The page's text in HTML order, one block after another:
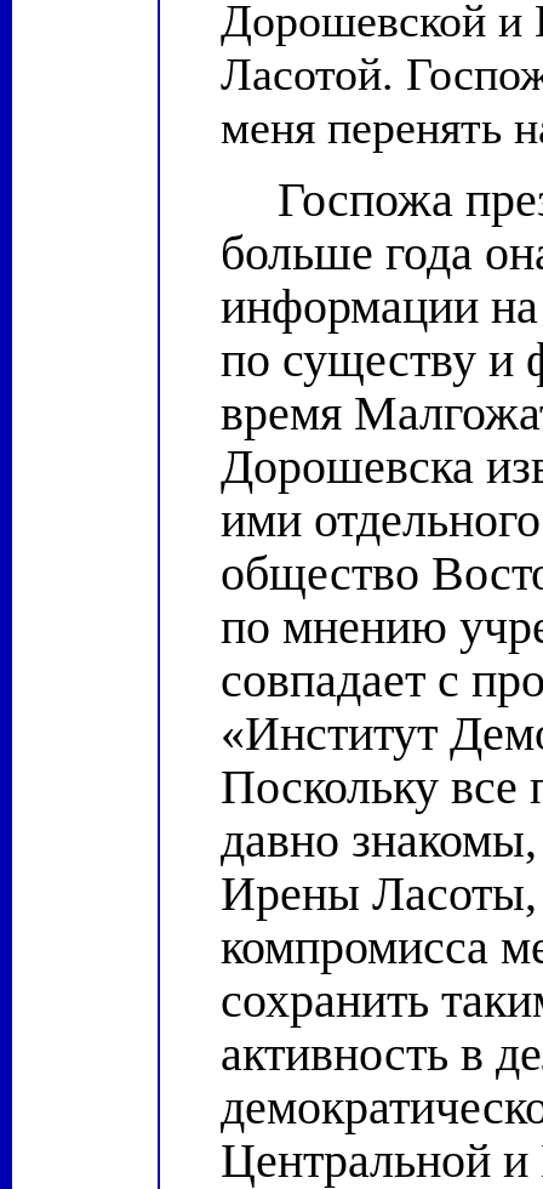
Дорошевской и
Ласотой.
меня перенять
Госпожа
больше года
информации
по существу и
время
Дорошевска
ими
общество
по мнению
совпадает с
«Институт
Поскольку все
давно
Ирены Ласоты,
компромисса
сохранить
активность в
Центральной